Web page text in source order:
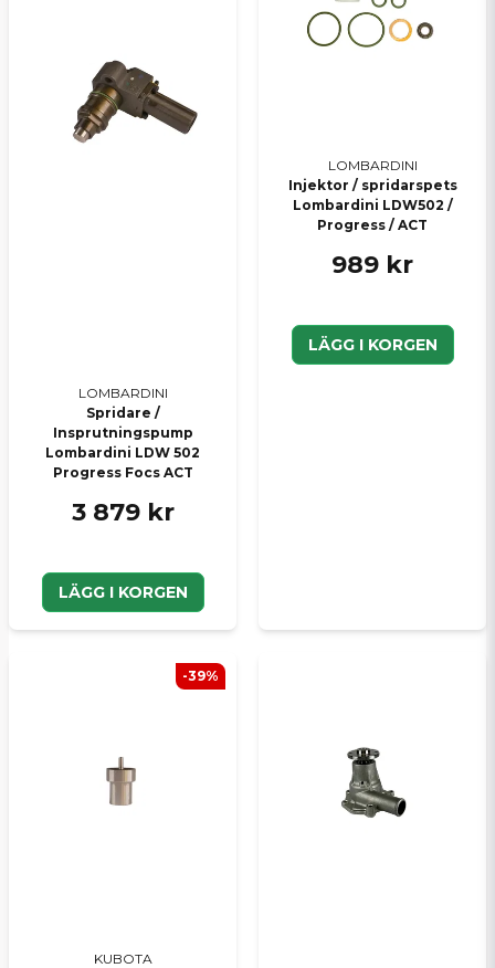
LOMBARDINI
Spridare /
Insprutningspump
Lombardini LDW 502
Progress Focs ACT
3 879 kr
LÄGG I KORGEN
LOMBARDINI
Injektor / spridarspets
Lombardini LDW502 /
Progress / ACT
989 kr
LÄGG I KORGEN
KUBOTA
-39%
Skicka en fråga